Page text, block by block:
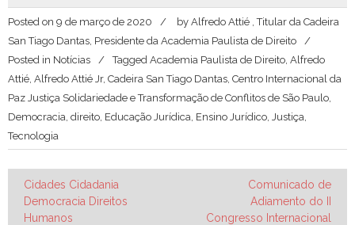
Posted on 9 de março de 2020 by Alfredo Attié , Titular da Cadeira
San Tiago Dantas, Presidente da Academia Paulista de Direito
Posted in Notícias Tagged Academia Paulista de Direito Alfredo
Attié Alfredo Attié Jr, Cadeira San Tiago Dantas Centro Internacional da
Paz Justiça Solidariedade e Transformação de Conflitos de São Paulo
Democracia direito Educação Jurídica Ensino Jurídico Justiça
Tecnologia
Navegação
de
Cidades Cidadania
Democracia Direitos
Humanos
Comunicado de
Adiamento do II
Congresso Internacional